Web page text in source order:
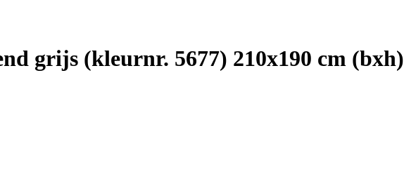
grijs (kleurnr. 5677) 210x190 cm (bxh)